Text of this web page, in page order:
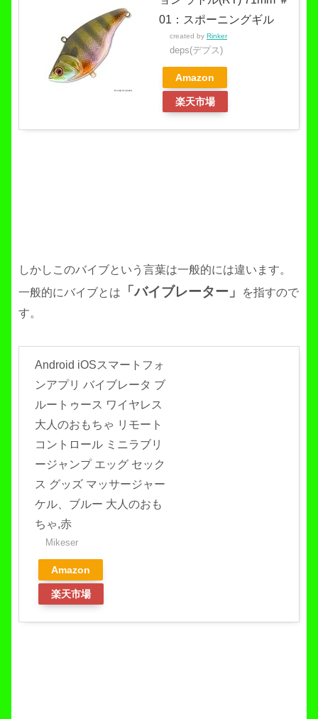
01：スポーニングギル
created by Rinker
deps(デプス)
Amazon
楽天市場
しかしこのバイブという言葉は一般的には違います。
一般的にバイブとは
「バイブレーター」
を指すので
す。
Android iOSスマートフォ
ンアプリ バイブレータ ブ
ルートゥース ワイヤレス
大人のおもちゃ リモート
コントロール ミニラブリ
ージャンプ エッグ セック
ス グッズ マッサージャー
ケル、ブルー 大人のおも
ちゃ,赤
Mikeser
Amazon
楽天市場